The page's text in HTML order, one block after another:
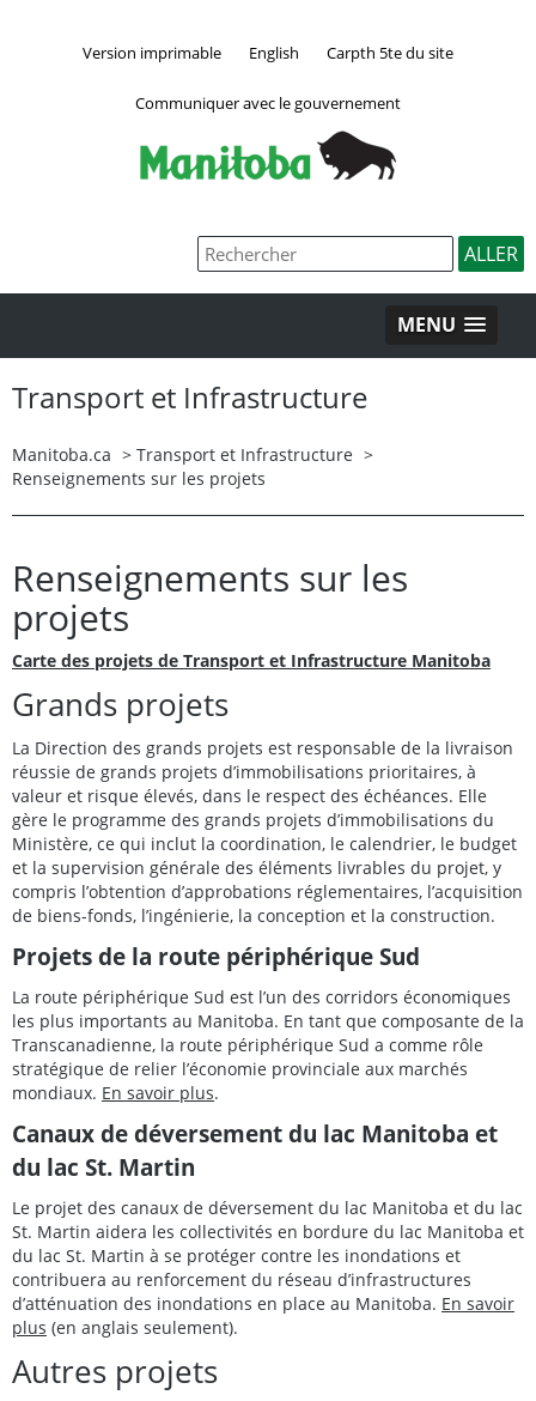
Version imprimable English Carpth 5te du site
Communiquer avec le gouvernement
MENU
Transport et Infrastructure
Manitoba.ca > Transport et Infrastructure >
Renseignements sur les projets
Renseignements sur les
projets
Carte des projets de Transport et Infrastructure Manitoba
Grands projets
La Direction des grands projets est responsable de la livraison
réussie de grands projets d’immobilisations prioritaires, à
valeur et risque élevés, dans le respect des échéances. Elle
gère le programme des grands projets d’immobilisations du
Ministère, ce qui inclut la coordination, le calendrier, le budget
et la supervision générale des éléments livrables du projet, y
compris l’obtention d’approbations réglementaires, l’acquisition
de biens-fonds, l’ingénierie, la conception et la construction.
Projets de la route périphérique Sud
La route périphérique Sud est l’un des corridors économiques
les plus importants au Manitoba. En tant que composante de la
Transcanadienne, la route périphérique Sud a comme rôle
stratégique de relier l’économie provinciale aux marchés
mondiaux. En savoir plus.
Canaux de déversement du lac Manitoba et
du lac St. Martin
Le projet des canaux de déversement du lac Manitoba et du lac
St. Martin aidera les collectivités en bordure du lac Manitoba et
du lac St. Martin à se protéger contre les inondations et
contribuera au renforcement du réseau d’infrastructures
d’atténuation des inondations en place au Manitoba. En savoir
plus (en anglais seulement).
Autres projets